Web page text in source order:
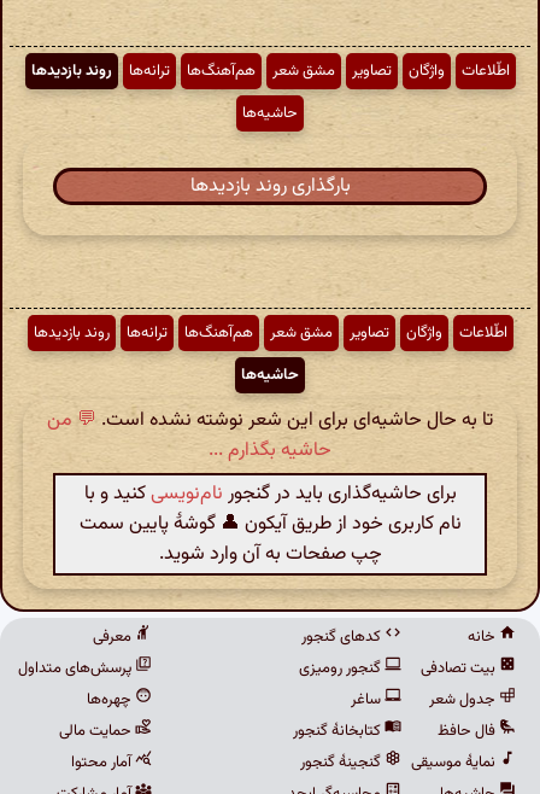
اطّلاعات واژگان تصاویر مشق شعر هم‌آهنگ‌ها ترانه‌ها
روند بازدیدها
حاشیه‌ها
بارگذاری روند بازدیدها
اطّلاعات واژگان تصاویر مشق شعر هم‌آهنگ‌ها ترانه‌ها
روند بازدیدها
حاشیه‌ها
تا به حال حاشیه‌ای برای این شعر نوشته نشده است. 💬 من
حاشیه بگذارم ...
برای حاشیه‌گذاری باید در گنجور نام‌نویسیکنید و با
نام کاربری خود از طریق آیکون 👤 گوشهٔ پایین سمت
چپ صفحات به آن وارد شوید.
خانه
بیت تصادفی
جدول شعر
فال حافظ
نمایهٔ موسیقی
کدهای گنجور
گنجور رومیزی
ساغر
کتابخانهٔ گنجور
گنجینهٔ گنجور
معرفی
پرسش‌های متداول
چهره‌ها
حمایت مالی
آمار محتوا